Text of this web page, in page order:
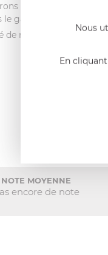
possède des
gaz et l'induction.
de rainures permet
NOTE MOYENNE
encore de note
Nous
En